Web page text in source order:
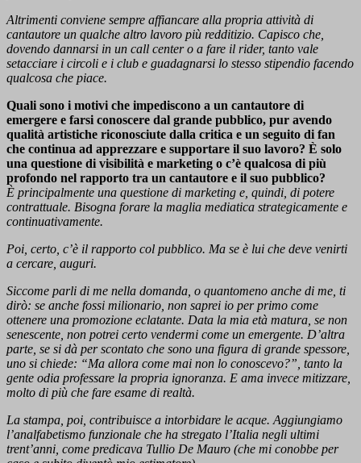
Altrimenti conviene sempre affiancare alla propria attività di
cantautore un qualche altro lavoro più redditizio. Capisco che,
dovendo dannarsi in un call center o a fare il rider, tanto vale
setacciare i circoli e i club e guadagnarsi lo stesso stipendio facendo
qualcosa che piace.
Quali sono i motivi che impediscono a un cantautore di
emergere e farsi conoscere dal grande pubblico, pur avendo
qualità artistiche riconosciute dalla critica e un seguito di fan
che continua ad apprezzare e supportare il suo lavoro? È solo
una questione di visibilità e marketing o c’è qualcosa di più
profondo nel rapporto tra un cantautore e il suo pubblico?
È principalmente una questione di marketing e, quindi, di potere
contrattuale. Bisogna forare la maglia mediatica strategicamente e
continuativamente.
Poi, certo, c’è il rapporto col pubblico. Ma se è lui che deve venirti
a cercare, auguri.
Siccome parli di me nella domanda, o quantomeno anche di me, ti
dirò: se anche fossi milionario, non saprei io per primo come
ottenere una promozione eclatante. Data la mia età matura, se non
senescente, non potrei certo vendermi come un emergente. D’altra
parte, se si dà per scontato che sono una figura di grande spessore,
uno si chiede: “Ma allora come mai non lo conoscevo?”, tanto la
gente odia professare la propria ignoranza. E ama invece mitizzare,
molto di più che fare esame di realtà.
La stampa, poi, contribuisce a intorbidare le acque. Aggiungiamo
l’analfabetismo funzionale che ha stregato l’Italia negli ultimi
trent’anni, come predicava Tullio De Mauro (che mi conobbe per